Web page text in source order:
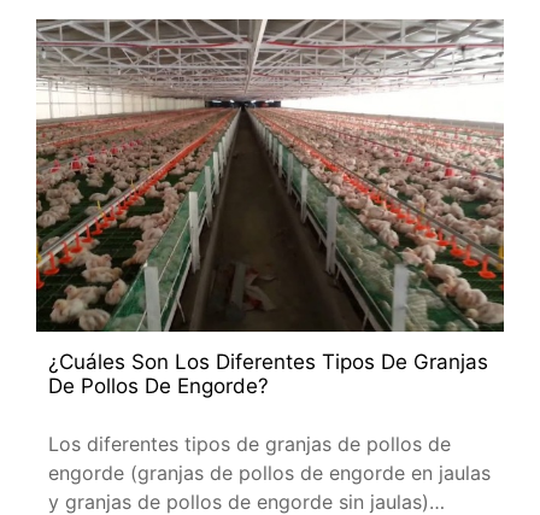
¿Cuáles Son Los Diferentes Tipos De Granjas
De Pollos De Engorde?
Los diferentes tipos de granjas de pollos de
engorde (granjas de pollos de engorde en jaulas
y granjas de pollos de engorde sin jaulas)